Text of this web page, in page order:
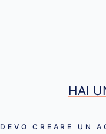
HAI
DEVO CREARE UN